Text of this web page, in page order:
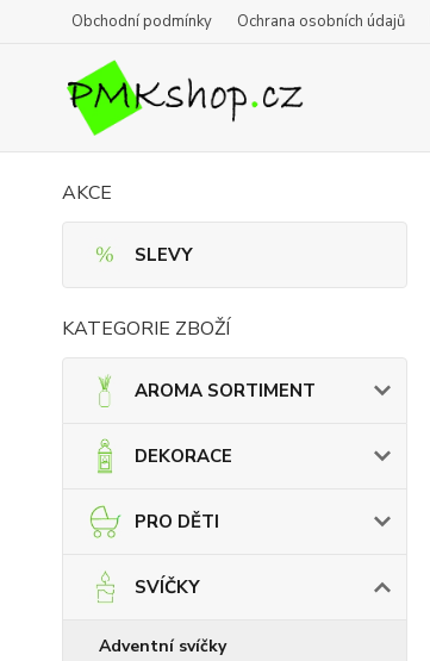
Obchodní podmínky Ochrana osobních údajů
AKCE
SLEVY
KATEGORIE ZBOŽÍ
AROMA SORTIMENT
DEKORACE
PRO DĚTI
SVÍČKY
Adventní svíčky